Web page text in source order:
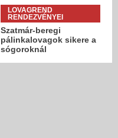
LOVAGREND
RENDEZVÉNYEI
Szatmár-beregi
pálinkalovagok sikere a
sógoroknál